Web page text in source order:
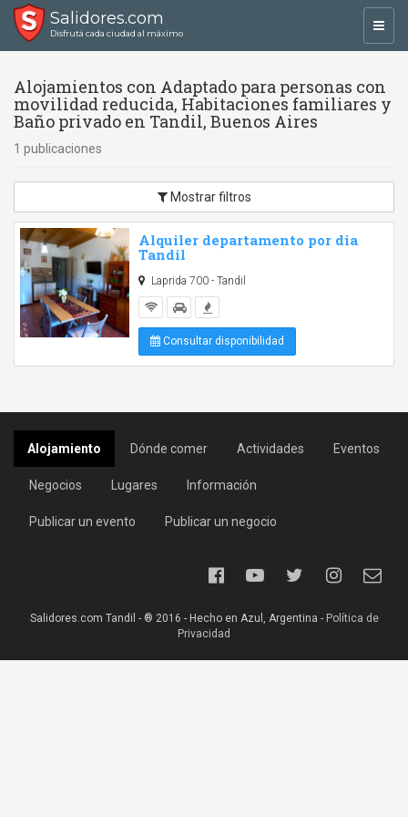
Salidores.com
Disfrutá cada ciudad al máximo
Alojamientos con Adaptado para personas con
movilidad reducida, Habitaciones familiares y
Baño privado en Tandil, Buenos Aires
1 publicaciones
Mostrar filtros
Alquiler departamento por dia
Tandil
Laprida 700 - Tandil
Consultar disponibilidad
Alojamiento Dónde comer Actividades Eventos
Negocios Lugares Información
Publicar un evento Publicar un negocio
Salidores.com Tandil - ® 2016 - Hecho en Azul, Argentina - Política de
Privacidad